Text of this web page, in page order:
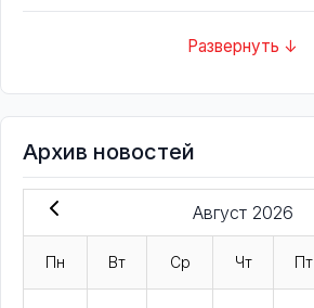
Развернуть ↓
Архив новостей
Август 2026
Пн Вт Ср Чт Пт